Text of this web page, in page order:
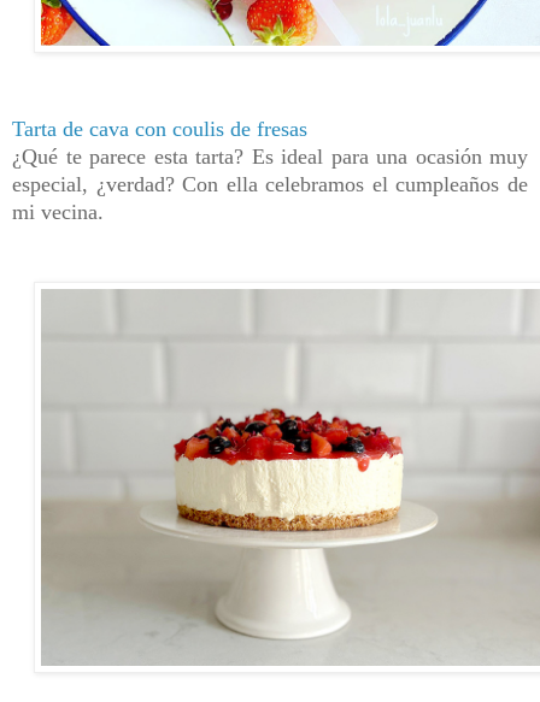
Tarta de cava con coulis de fresas
¿Qué te parece esta tarta? Es ideal para una ocasión muy
especial, ¿verdad?Con ella celebramos el cumpleaños de
mi vecina.